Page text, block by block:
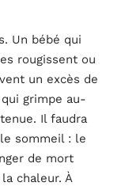
Un bébé qui
rougissent ou
un excès de
grimpe au-
Il faudra
sommeil : le
de mort
chaleur. À